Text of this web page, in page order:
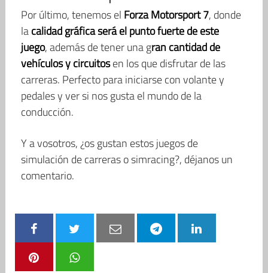
Por último, tenemos el Forza Motorsport 7, donde
lacalidad gráfica será el punto fuerte de este
juego, además de tener una gran cantidad de
vehículos y circuitosen los que disfrutar de las
carreras. Perfecto para iniciarse con volante y
pedales y ver si nos gusta el mundo de la
conducción.
Y a vosotros, ¿os gustan estos juegos de
simulación de carreras o simracing?, déjanos un
comentario.